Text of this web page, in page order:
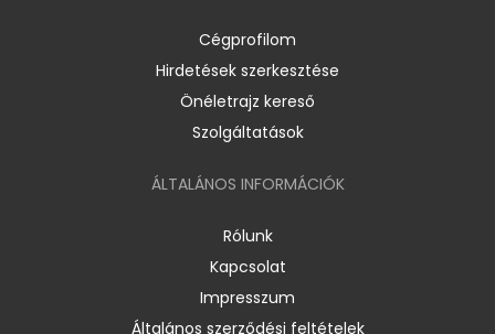
Cégprofilom
Hirdetések szerkesztése
Önéletrajz kereső
Szolgáltatások
ÁLTALÁNOS INFORMÁCIÓK
Rólunk
Kapcsolat
Impresszum
Általános szerződési feltételek